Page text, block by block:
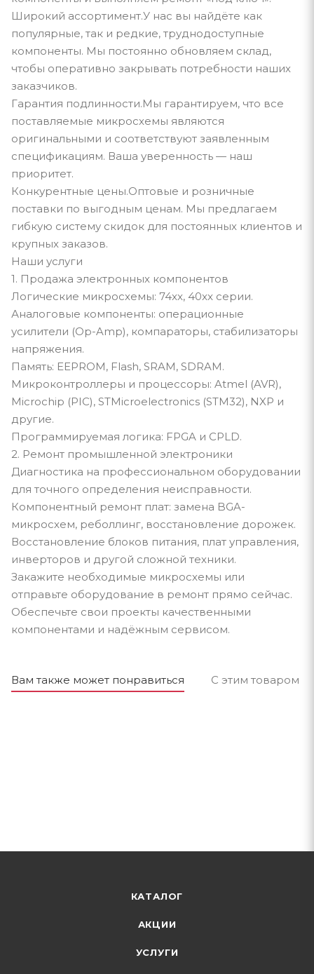
Широкий ассортимент.У нас вы найдёте как
популярные, так и редкие, труднодоступные
компоненты. Мы постоянно обновляем склад,
чтобы оперативно закрывать потребности наших
заказчиков.
Гарантия подлинности.Мы гарантируем, что все
поставляемые микросхемы являются
оригинальными и соответствуют заявленным
спецификациям. Ваша уверенность — наш
приоритет.
Конкурентные цены.Оптовые и розничные
поставки по выгодным ценам. Мы предлагаем
гибкую систему скидок для постоянных клиентов и
крупных заказов.
Наши услуги
1. Продажа электронных компонентов
Логические микросхемы: 74xx, 40xx серии.
Аналоговые компоненты: операционные
усилители (Op-Amp), компараторы, стабилизаторы
напряжения.
Память: EEPROM, Flash, SRAM, SDRAM.
Микроконтроллеры и процессоры: Atmel (AVR),
Microchip (PIC), STMicroelectronics (STM32), NXP и
другие.
Программируемая логика: FPGA и CPLD.
2. Ремонт промышленной электроники
Диагностика на профессиональном оборудовании
для точного определения неисправности.
Компонентный ремонт плат: замена BGA-
микросхем, реболлинг, восстановление дорожек.
Восстановление блоков питания, плат управления,
инверторов и другой сложной техники.
Закажите необходимые микросхемы или
отправьте оборудование в ремонт прямо сейчас.
Обеспечьте свои проекты качественными
компонентами и надёжным сервисом.
Вам также может понравиться С этим товаром
КАТАЛОГ
АКЦИИ
УСЛУГИ